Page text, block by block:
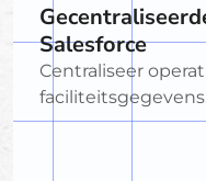
Salesforce
Centraliseer